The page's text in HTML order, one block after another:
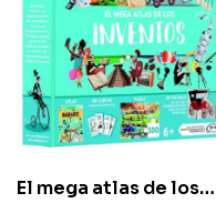
El mega atlas de los